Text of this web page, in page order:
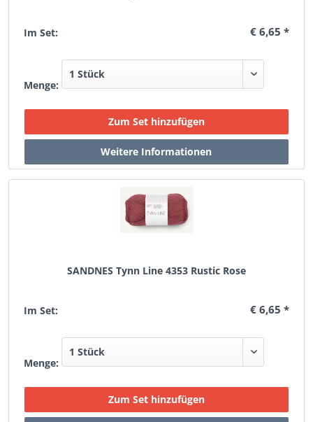
Im Set: € 6,65 *
Menge:
SANDNES Tynn Line 4353 Rustic Rose
Im Set: € 6,65 *
Menge: